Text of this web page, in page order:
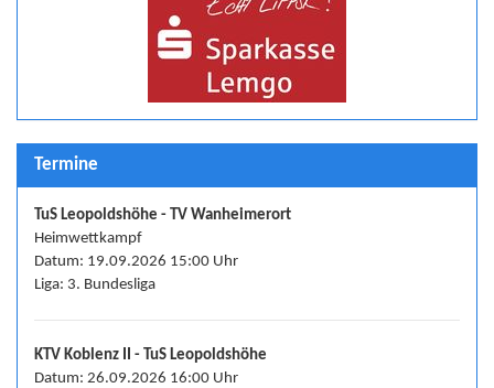
Termine
TuS Leopoldshöhe - TV Wanheimerort
Heimwettkampf
Datum: 19.09.2026 15:00 Uhr
Liga: 3. Bundesliga
KTV Koblenz II - TuS Leopoldshöhe
Datum: 26.09.2026 16:00 Uhr